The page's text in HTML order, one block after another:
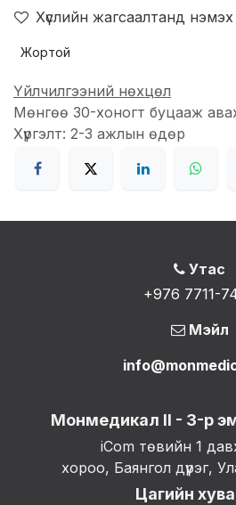
Хүслийн жагсаалтанд нэмэх
Жортой
Үйлчилгээний нөхцөл
Мөнгөө 30-хоногт буцааж
Хүргэлт: 2-3 ажлын өдөр
Утас
+976 7711-
Мэйл
Монмедикал II - 3-р
iCom төвийн 1
хороо, Баянгол дүүрэг,
Цагийн